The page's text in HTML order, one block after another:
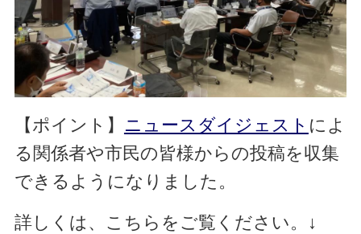
【ポイント】 ニュースダイジェスト によ
る関係者や市民の皆様からの投稿を収集
できるようになりました。
詳しくは、こちらをご覧ください。↓